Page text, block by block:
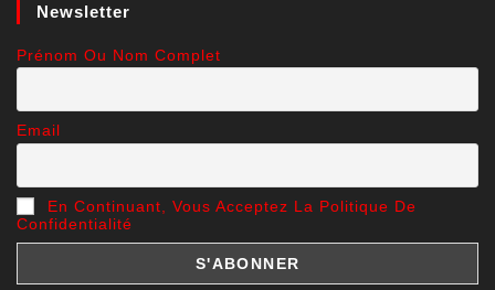
Newsletter
Prénom Ou Nom Complet
Email
En Continuant, Vous Acceptez La Politique De
Confidentialité